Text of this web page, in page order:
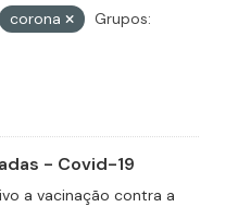
corona
Grupos:
- Covid-19
a vacinação contra a